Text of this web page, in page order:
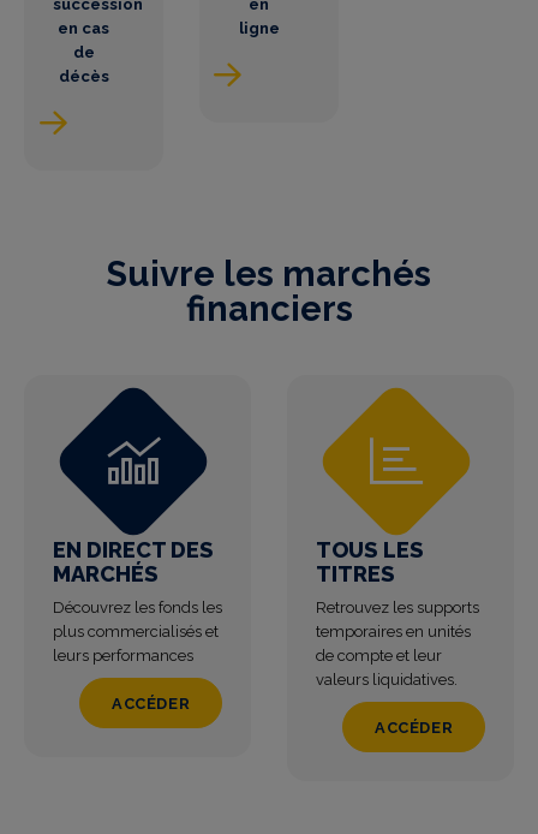
succession
en cas
de
décès
en
ligne
Suivre les marchés
financiers
EN DIRECT DES
MARCHÉS
Découvrez les fonds les
plus commercialisés et
leurs performances
ACCÉDER
TOUS LES
TITRES
Retrouvez les supports
temporaires en unités
de compte et leur
valeurs liquidatives.
ACCÉDER